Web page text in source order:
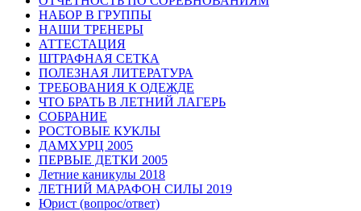
НАБОР В ГРУППЫ
НАШИ ТРЕНЕРЫ
АТТЕСТАЦИЯ
ШТРАФНАЯ СЕТКА
ПОЛЕЗНАЯ ЛИТЕРАТУРА
ТРЕБОВАНИЯ К ОДЕЖДЕ
ЧТО БРАТЬ В ЛЕТНИЙ ЛАГЕРЬ
СОБРАНИЕ
РОСТОВЫЕ КУКЛЫ
ДАМХУРЦ 2005
ПЕРВЫЕ ДЕТКИ 2005
Летние каникулы 2018
ЛЕТНИЙ МАРАФОН СИЛЫ 2019
Юрист (вопрос/ответ)